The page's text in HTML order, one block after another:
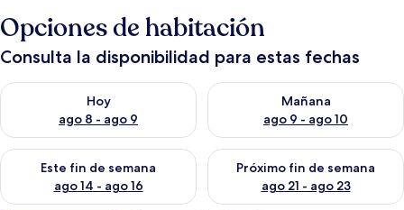
Opciones de habitación
Consulta la disponibilidad para estas fechas
Hoy
ago 8 - ago 9
Consulta la disponibilidad para hoy ago 8 - ago 9
Mañana
ago 9 - ago 10
Consulta la disponibilidad
Este fin de semana
ago 14 - ago 16
Consulta la disponibilidad para este fin de semana ago 14 -
Próximo fin de semana
ago 21 - ago 23
Consulta la disponibilidad